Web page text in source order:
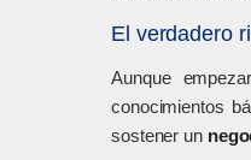
El verdadero
Aunque
conocimientos
sostener un